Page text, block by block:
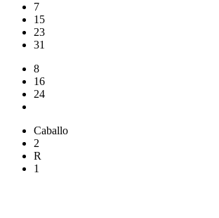
7
15
23
31
8
16
24
Caballo
2
R
1